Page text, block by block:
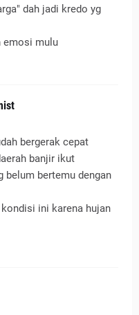
dah jadi kredo yg
emosi mulu
bergerak cepat
banjir ikut
belum bertemu dengan
ini karena hujan